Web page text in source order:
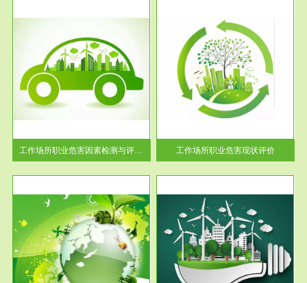
工作场所职业危害因素检测与评价...
服务范围
工作场所职业危害现状评价
【现状评价意义】：具体因素---
-通过质谱分析等多种手段明确
工作场...
工作场所职业危害现状评价
服务范围
废气测试
检测范围工业废气检测包括有机